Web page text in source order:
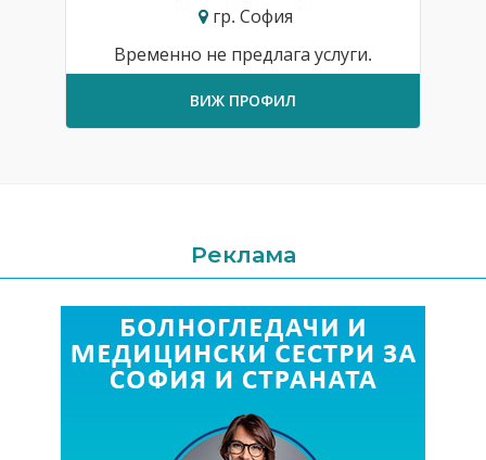
гр. София
Временно не предлага услуги.
ВИЖ ПРОФИЛ
Реклама